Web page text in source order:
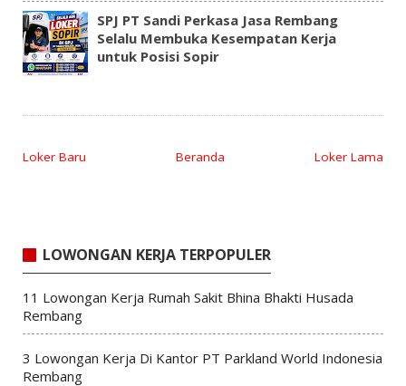
SPJ PT Sandi Perkasa Jasa Rembang
Selalu Membuka Kesempatan Kerja
untuk Posisi Sopir
Loker Baru Loker Lama
Beranda
LOWONGAN KERJA TERPOPULER
11 Lowongan Kerja Rumah Sakit Bhina Bhakti Husada
Rembang
3 Lowongan Kerja Di Kantor PT Parkland World Indonesia
Rembang